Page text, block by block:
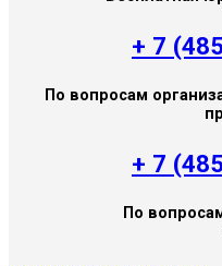
+ 7
По вопросам
+ 7
По